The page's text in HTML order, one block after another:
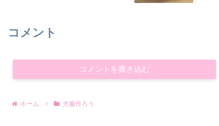
コメント
コメントを書き込む
ホーム 犬服作ろう